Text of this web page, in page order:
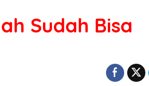
Sudah Bisa